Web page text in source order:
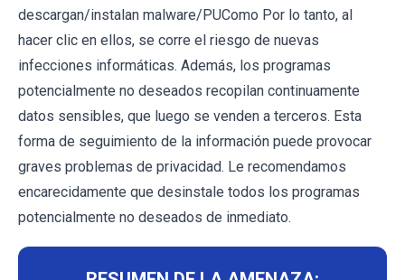
descargan/instalan malware/PUComo Por lo tanto, al
hacer clic en ellos, se corre el riesgo de nuevas
infecciones informáticas. Además, los programas
potencialmente no deseados recopilan continuamente
datos sensibles, que luego se venden a terceros. Esta
forma de seguimiento de la información puede provocar
graves problemas de privacidad. Le recomendamos
encarecidamente que desinstale todos los programas
potencialmente no deseados de inmediato.